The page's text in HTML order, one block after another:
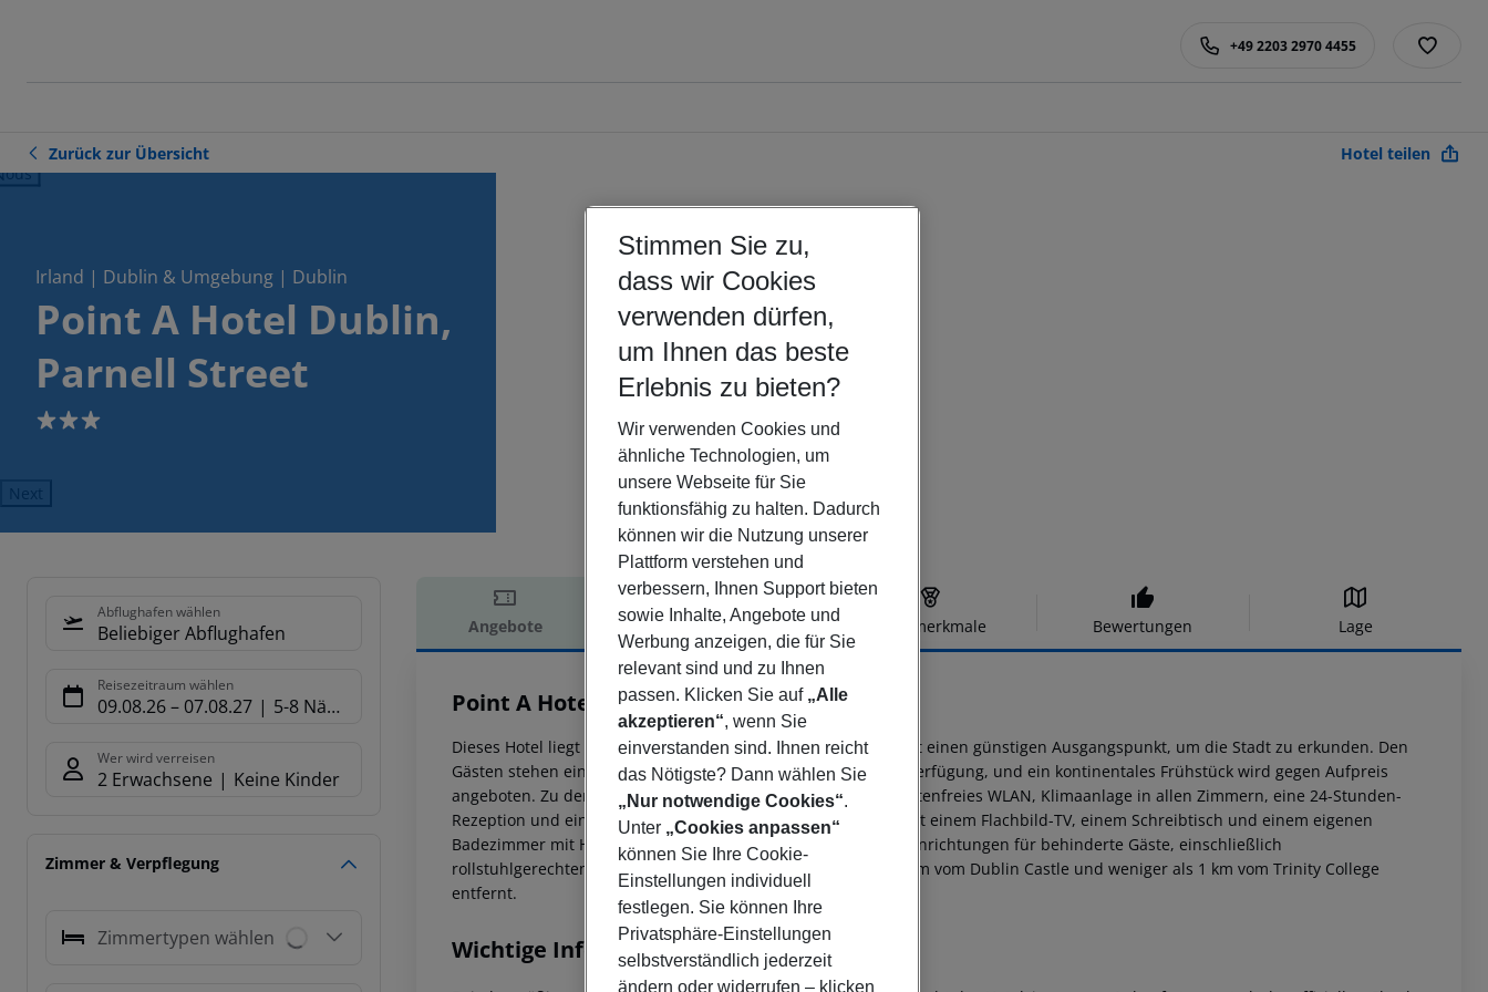
+49 2203 2970 4455
Zurück zur Übersicht Hotel teilen
Irland | Dublin & Umgebung | Dublin
Point A Hotel Dublin,
Parnell Street
3
Next
Abflughafen wählen
Beliebiger Abflughafen
Reisezeitraum wählen
09.08.26– 07.08.27 5-8 Nächte
Wer wird verreisen
2 Erwachsene Keine Kinder
Zimmer & Verpflegung
Zimmertypen wählen
Angebote Hotelbeschreibung Hotelmerkmale Bewertungen Lage
Hotelbeschreibung
Point A Hotel Dublin, Parnell Street
Dieses Hotel liegt im Stadtzentrum von Dublin und bietet somit einen günstigen Ausgangspunkt, um die Stadt zu erkunden. Den
Gästen stehen ein hoteleigenes Restaurant und eine Bar zur Verfügung, und ein kontinentales Frühstück wird gegen Aufpreis
angeboten. Zu den wichtigsten Annehmlichkeiten gehören kostenfreies WLAN, Klimaanlage in allen Zimmern, eine 24-Stunden-
Rezeption und eine Gepäckaufbewahrung. Die Zimmer sind mit einem Flachbild-TV, einem Schreibtisch und einem eigenen
Badezimmer mit Haartrockner ausgestattet. Das Hotel bietet Einrichtungen für behinderte Gäste, einschließlich
rollstuhlgerechtem Zugang. Die Unterkunft befindet sich 1, 2 km vom Dublin Castle und weniger als 1 km vom Trinity College
entfernt.
Wichtige Informationen
Stimmen Sie zu,
dass wir Cookies
verwenden dürfen,
um Ihnen das beste
Erlebnis zu bieten?
Wir verwenden Cookies und
ähnliche Technologien, um
unsere Webseite für Sie
funktionsfähig zu halten. Dadurch
können wir die Nutzung unserer
Plattform verstehen und
verbessern, Ihnen Support bieten
sowie Inhalte, Angebote und
Werbung anzeigen, die für Sie
relevant sind und zu Ihnen
passen. Klicken Sie auf „Alle
akzeptieren“, wenn Sie
einverstanden sind. Ihnen reicht
das Nötigste? Dann wählen Sie
„Nur notwendige Cookies“.
Unter „Cookies anpassen“
können Sie Ihre Cookie-
Einstellungen individuell
festlegen. Sie können Ihre
Privatsphäre-Einstellungen
selbstverständlich jederzeit
ändern oder widerrufen – klicken